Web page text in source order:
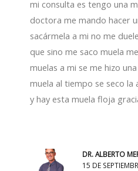
mi consulta es tengo una
doctora me mando hacer
sacármela a mi no me
que sino me saco muela
muelas a mi se me hizo
muela al tiempo se seco la
y hay esta muela floja
DR. ALBERTO
15 DE